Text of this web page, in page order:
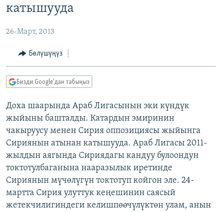
МАДАНИЯТ
ТВ ПРОГРАММАЛАР
БҮГҮН АЗАТТЫКТА
ДАНИСТЕ
АЗАТТЫК+
ЫҢГАЙСЫЗ СУРООЛОР
ПОДКАСТ
ЭЕ/АРнун бардык сайттары
катышууда
26-Март, 2013
Бөлүшүңүз
Бизди Google'дан табыңыз
Доха шаарында Араб Лигасынын эки күндүк
жыйыны башталды. Катардын эмиринин
чакыруусу менен Сирия оппозициясы жыйынга
Сириянын атынан катышууда. Араб Лигасы 2011-
жылдын аягында Сириядагы кандуу булоондун
токтотулбаганына нааразылык иретинде
Сириянын мүчөлүгүн токтотуп койгон эле. 24-
мартта Сирия улуттук кеңешинин саясый
жетекчилигиндеги келишпөөчүлүктөн улам, анын